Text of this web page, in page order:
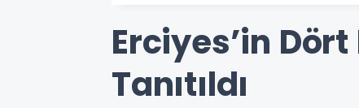
Erciyes’in
Tanıtıldı